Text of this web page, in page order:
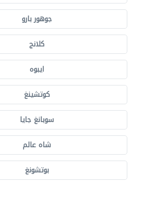
جوهور بارو
كلانج
ايبوه
كوتشينغ
سوبانغ جايا
شاه عالم
بوتشونغ